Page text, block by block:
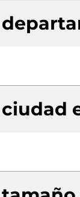
ciudad